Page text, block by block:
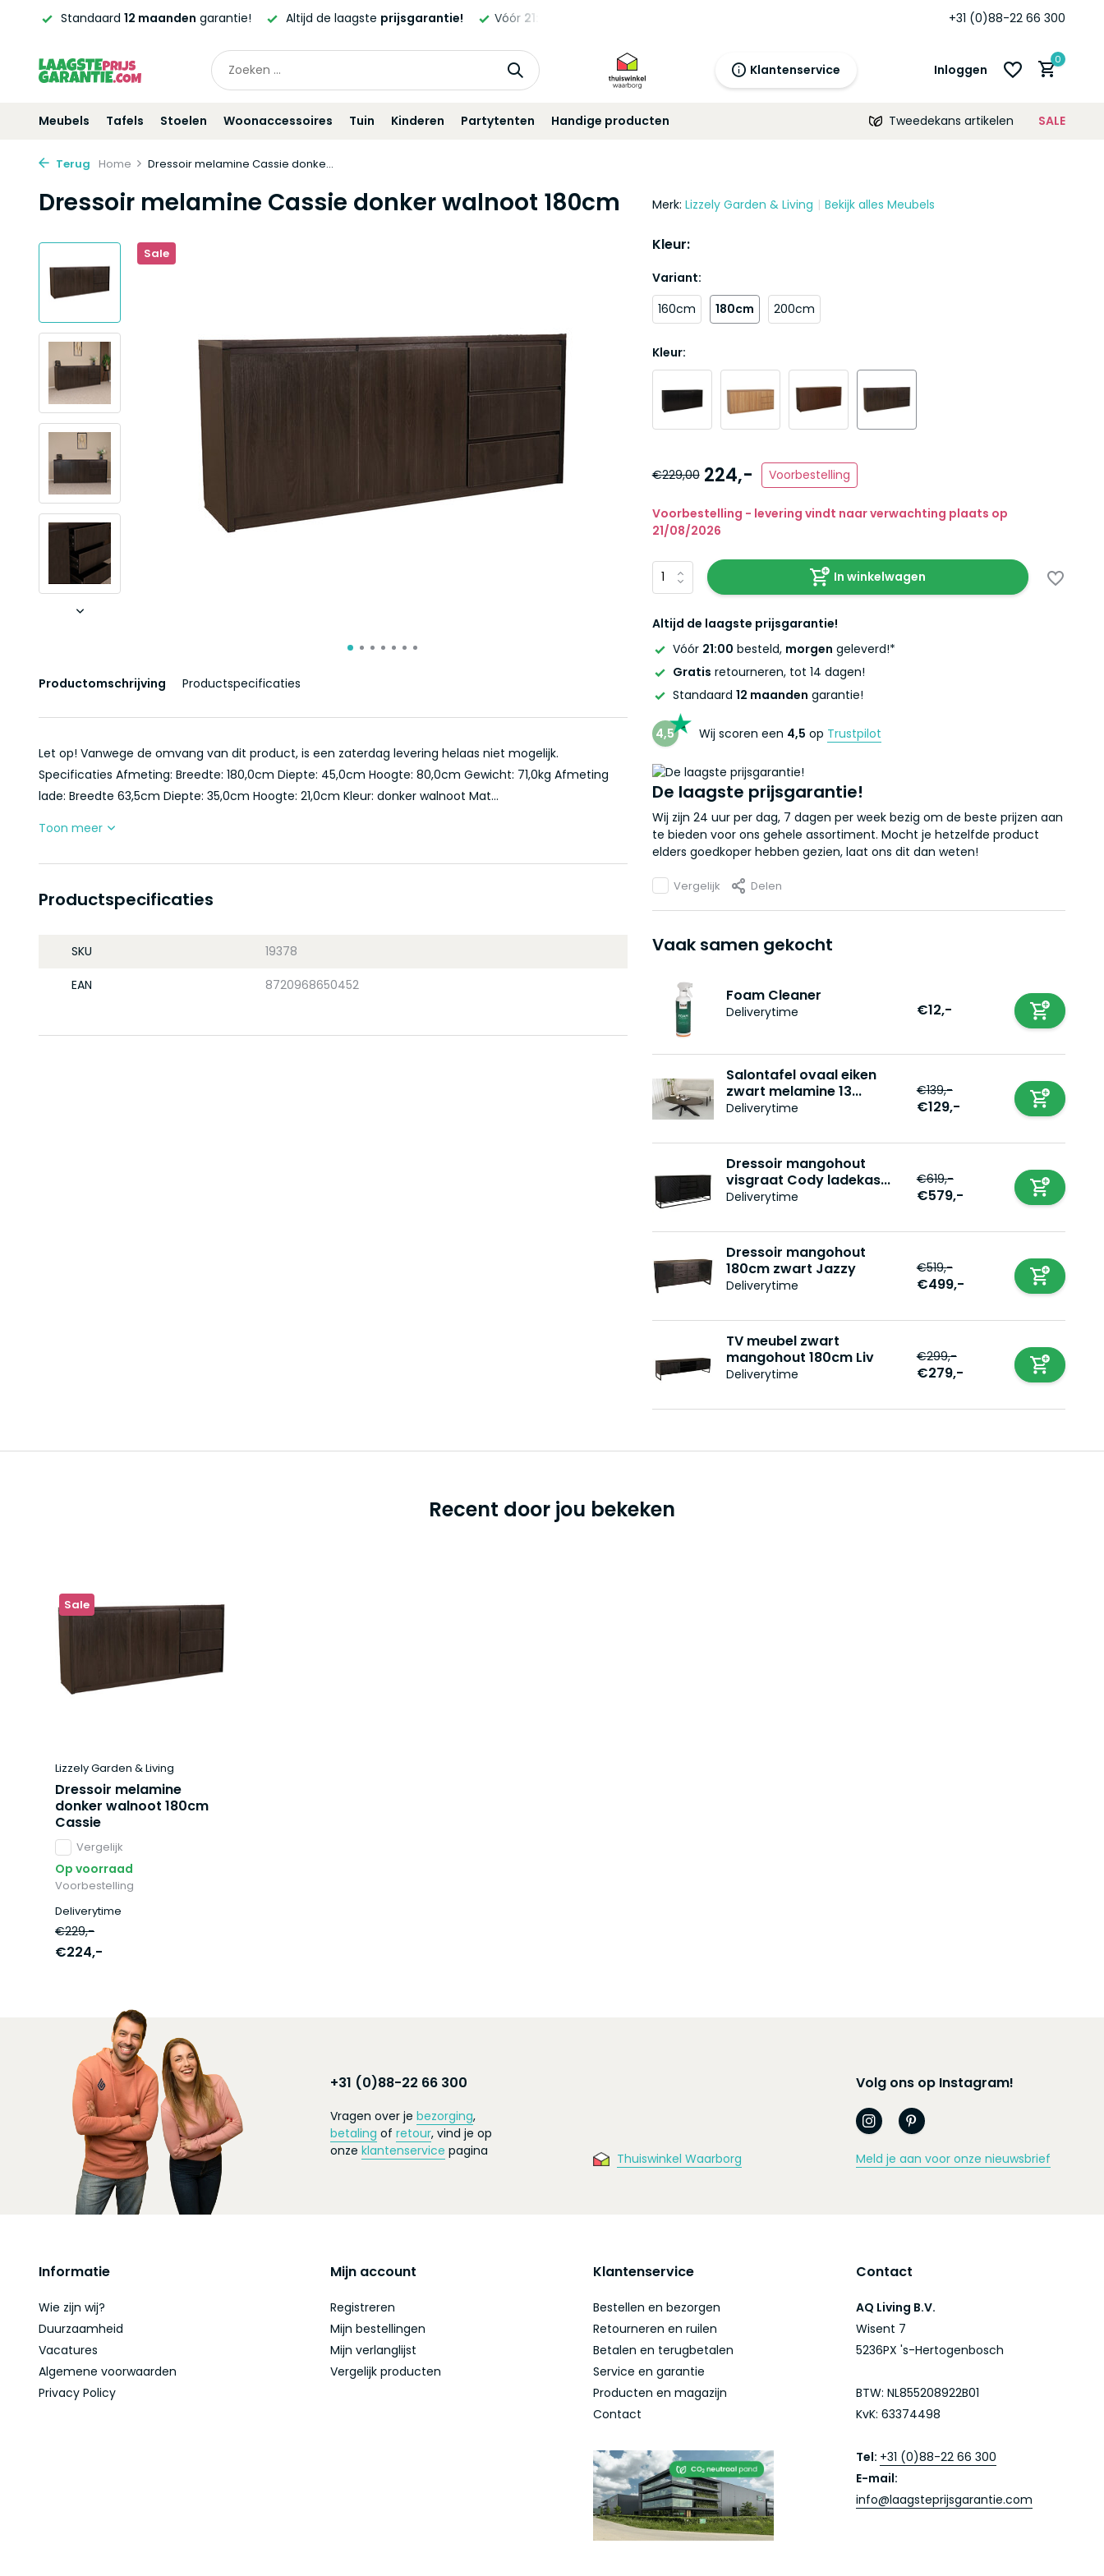
Altijd de laagsteprijsgarantie! Vóór21:00 besteld,morgengeleverd!* Standaard +31 (0)88-22 66 300
Klantenservice Inloggen
morgen
0
Meubels Tafels Stoelen Woonaccessoires Tuin Kinderen Partytenten Handige producten Tweedekans artikelen SALE
Terug Home Dressoir melamine Cassie donke...
Dressoir melamine Cassie donker walnoot 180cm
Sale
Productomschrijving Productspecificaties
Let op! Vanwege de omvang van dit product, is een zaterdag levering helaas niet mogelijk.
Specificaties Afmeting: Breedte: 180,0cm Diepte: 45,0cm Hoogte: 80,0cm Gewicht: 71,0kg Afmeting
lade: Breedte 63,5cm Diepte: 35,0cm Hoogte: 21,0cm Kleur: donker walnoot Mat...
Toon meer
Productspecificaties
SKU 19378
EAN 8720968650452
Merk: Lizzely Garden & Living Bekijk alles Meubels
Kleur:
Variant:
160cm
180cm 200cm
Kleur:
€229,00 224,- Voorbestelling
Voorbestelling - levering vindt naar verwachting plaats op
21/08/2026
In winkelwagen
Altijd de laagste prijsgarantie!
Vóór 21:00 besteld, morgen geleverd!*
Gratis retourneren, tot 14 dagen!
Standaard 12 maanden garantie!
4,5 Wij scoren een 4,5 op Trustpilot
De laagste prijsgarantie!
Wij zijn 24 uur per dag, 7 dagen per week bezig om de beste prijzen aan
te bieden voor ons gehele assortiment. Mocht je hetzelfde product
elders goedkoper hebben gezien, laat ons dit dan weten!
Vergelijk Delen
Vaak samen gekocht
Foam Cleaner
Deliverytime €12,-
Salontafel ovaal eiken
zwart melamine 13...
Deliverytime
€139,-
€129,-
Dressoir mangohout
visgraat Cody ladekas...
Deliverytime
€619,-
€579,-
Dressoir mangohout
180cm zwart Jazzy
Deliverytime
€519,-
€499,-
TV meubel zwart
mangohout 180cm Liv
Deliverytime
€299,-
€279,-
Recent door jou bekeken
Sale
Lizzely Garden & Living
Dressoir melamine
donker walnoot 180cm
Cassie
Vergelijk
Op voorraad
Voorbestelling
Deliverytime
€229,-
€224,-
+31 (0)88-22 66 300
Vragen over je bezorging,
betaling of retour, vind je op
onze klantenservice pagina Thuiswinkel Waarborg
Volg ons op Instagram!
Meld je aan voor onze nieuwsbrief
Informatie
Wie zijn wij?
Duurzaamheid
Vacatures
Algemene voorwaarden
Privacy Policy
Mijn account
Registreren
Mijn bestellingen
Mijn verlanglijst
Vergelijk producten
Klantenservice
Bestellen en bezorgen
Retourneren en ruilen
Betalen en terugbetalen
Service en garantie
Producten en magazijn
Contact
Contact
AQ Living B.V.
Wisent 7
5236PX 's-Hertogenbosch
BTW: NL855208922B01
KvK: 63374498
Tel: +31 (0)88-22 66 300
E-mail:
info@laagsteprijsgarantie.com